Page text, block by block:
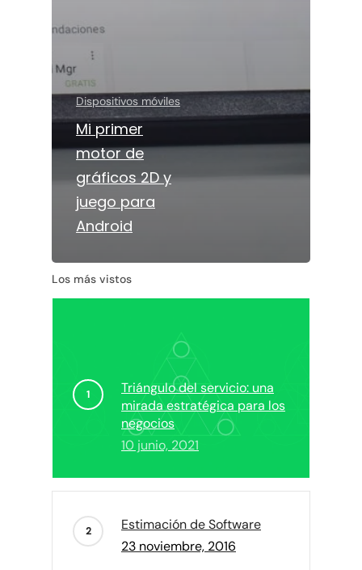
Dispositivos móviles
Mi primer
motor de
gráficos 2D y
juego para
Android
Los más vistos
Triángulo del servicio: una
mirada estratégica para los
negocios
10 junio, 2021
Estimación de Software
23 noviembre, 2016